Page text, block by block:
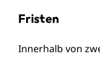
Fristen
Innerhalb von